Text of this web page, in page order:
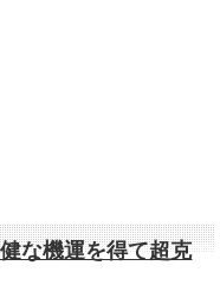
な機運を得て超克